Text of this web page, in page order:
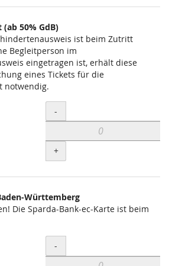
50% GdB)
ist beim Zutritt
Begleitperson im
eingetragen ist, erhält diese
eines Tickets für die
notwendig.
Menge
-
+
Württemberg
Die Sparda-Bank-ec-Karte ist beim
Menge
-